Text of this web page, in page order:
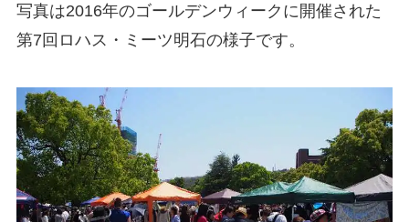
写真は2016年のゴールデンウィークに開催された
第7回ロハス・ミーツ明石の様子です。